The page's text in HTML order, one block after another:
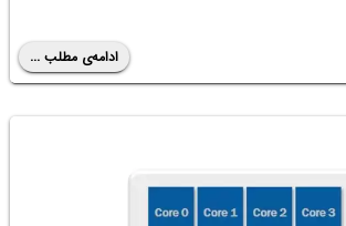
ادامه‌ی مطلب ...